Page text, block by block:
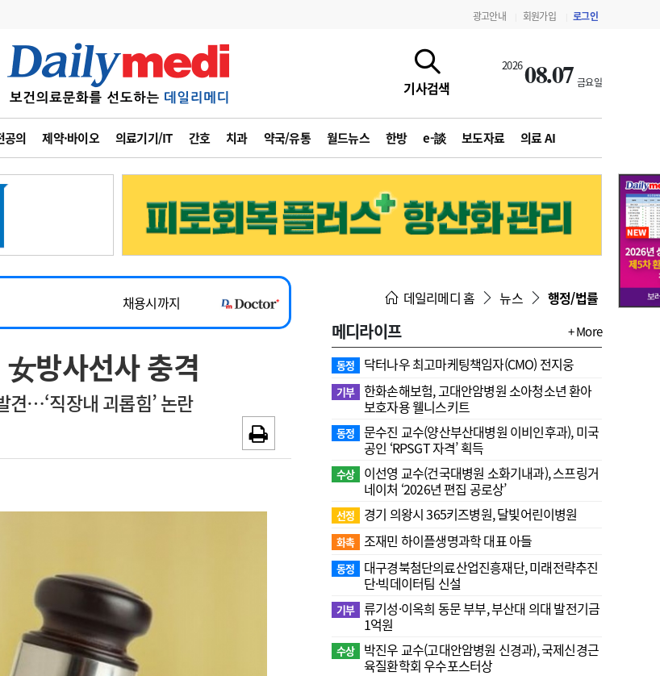
광고안내 회원가입 로그인
기사검색
202608.07 금요일
공의 제약·바이오 의료기기/IT 간호 치과 약국/유통 월드뉴스 한방 e-談 보도자료 의료 AI
6
관리급여 실시
수련환경 개선
의과대학 입시
사고
수첩
정책/통계 공시 지침·기준·평가 약제급여 심사 결과
광고안내
~2026-08-31
채용시까지
채용시까지
~2026-08-15
~2026-08-31
채용시까지
방사선사 충격
견…‘직장내 괴롭힘’ 논란
데일리메디 홈 뉴스 행정/법률
메디라이프 + More
동정 닥터나우 최고마케팅책임자(CMO) 전지웅
기부 한화손해보험, 고대안암병원 소아청소년 환아
보호자용 웰니스키트
동정
문수진 교수( 양산부산대병원 이비인후과), 미국
공인 ‘RPSGT 자격’ 획득
수상
이선영 교수(건국대병원 소화기내과), 스프링거
네이처 ‘2026년 편집 공로상’
선정 경기 의왕시 365키즈병원, 달빛어린이병원
화촉 조재민 하이플생명과학 대표 아들
동정
대구경북첨단의료산업진흥재단, 미래전략추진
단·빅데이터팀 신설
기부 류기성·이옥희 동문 부부, 부산대 의대 발전기금
1억원
수상
박진우 교수(고대안암병원 신경과), 국제신경근
육질환학회 우수포스터상